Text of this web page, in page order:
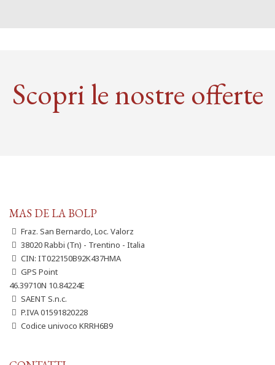
Scopri le nostre offerte
MAS DE LA BOLP
Fraz. San Bernardo, Loc. Valorz
38020 Rabbi (Tn) - Trentino - Italia
CIN: IT022150B92K437HMA
GPS Point
46.39710N 10.84224E
SAENT S.n.c.
P.IVA 01591820228
Codice univoco KRRH6B9